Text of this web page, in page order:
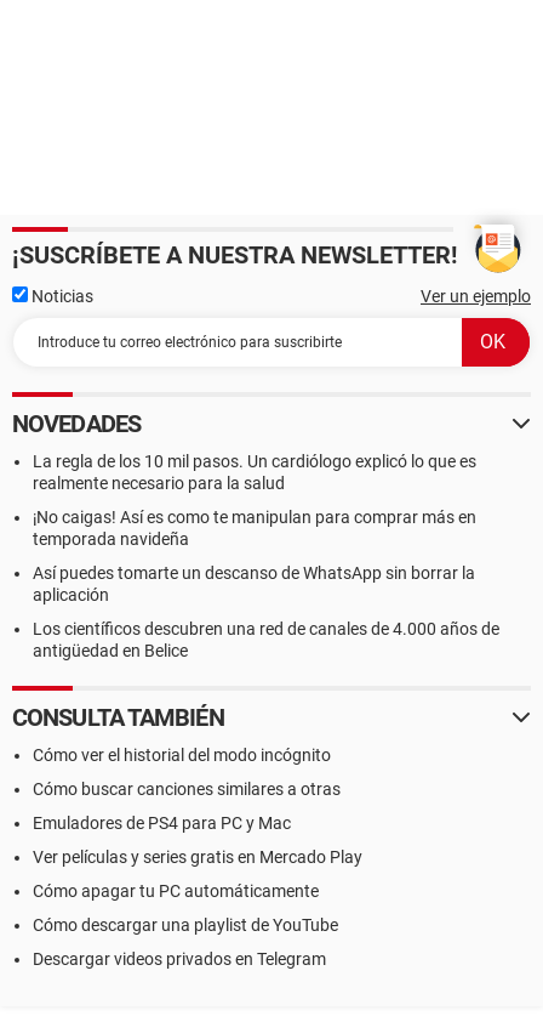
¡SUSCRÍBETE A NUESTRA NEWSLETTER!
Noticias Ver un ejemplo
NOVEDADES
La regla de los 10 mil pasos. Un cardiólogo explicó lo que es
realmente necesario para la salud
¡No caigas! Así es como te manipulan para comprar más en
temporada navideña
Así puedes tomarte un descanso de WhatsApp sin borrar la
aplicación
Los científicos descubren una red de canales de 4.000 años de
antigüedad en Belice
CONSULTA TAMBIÉN
Cómo ver el historial del modo incógnito
Cómo buscar canciones similares a otras
Emuladores de PS4 para PC y Mac
Ver películas y series gratis en Mercado Play
Cómo apagar tu PC automáticamente
Cómo descargar una playlist de YouTube
Descargar videos privados en Telegram